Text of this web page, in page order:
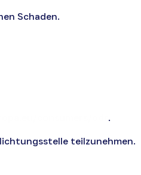
Schaden.
.
teilzunehmen.